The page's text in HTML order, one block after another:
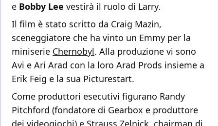
e Bobby Lee vestirà il ruolo di Larry.
Il film è stato scritto da Craig Mazin,
sceneggiatore che ha vinto un Emmy per la
miniserie Chernobyl. Alla produzione vi sono
Avi e Ari Arad con la loro Arad Prods insieme a
Erik Feig e la sua Picturestart.
Come produttori esecutivi figurano Randy
Pitchford (fondatore di Gearbox e produttore